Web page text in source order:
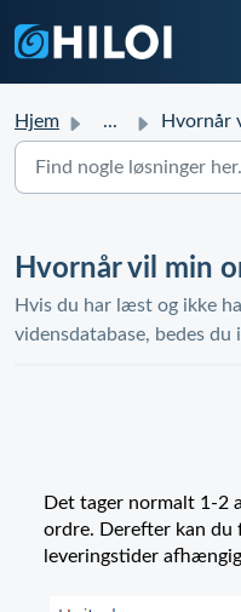
Hjem ... Hvornår vil
Hvornår vil min
Hvis du har læst og ikke
vidensdatabase, bedes du
Det tager normalt 1-2
ordre. Derefter kan du
leveringstider